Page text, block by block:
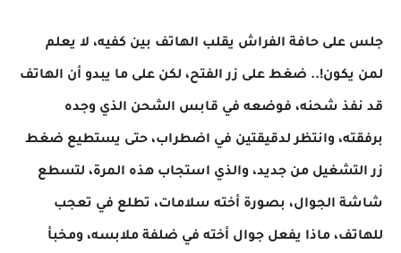
جلس على حافة الفراش يقلب الهاتف بين كفيه، لا يعلم
لمن يكون!.. ضغط على زر الفتح، لكن على ما يبدو أن الهاتف
قد نفذ شحنه، فوضعه في قابس الشحن الذي وجده
برفقته، وانتظر لدقيقتين في اضطراب، حتى يستطيع ضغط
زر التشغيل من جديد، والذي استجاب هذه المرة، لتسطع
شاشة الجوال، بصورة أخته سلامات، تطلع في تعجب
للهاتف، ماذا يفعل جوال أخته في ضلفة ملابسه، ومخبأ